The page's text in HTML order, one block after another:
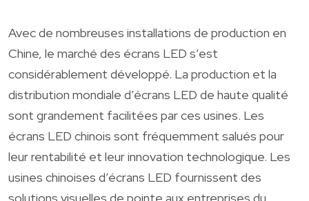
Avec de nombreuses installations de production en
Chine, le marché des écrans LED s’est
considérablement développé. La production et la
distribution mondiale d’écrans LED de haute qualité
sont grandement facilitées par ces usines. Les
écrans LED chinois sont fréquemment salués pour
leur rentabilité et leur innovation technologique. Les
usines chinoises d’écrans LED fournissent des